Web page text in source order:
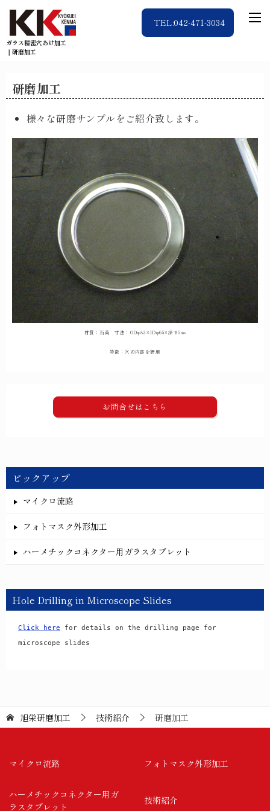
ガラス精密穴あけ加工
｜研磨加工
TEL:042-471-3034
研磨加工
様々な研磨サンプルをご紹介致します。
材質：石英 寸法：ODφ83×IDφ65×深さ5㎜
特徴：穴の内部を研磨
お問合せはこちら
ピックアップ
マイクロ流路
フォトマスク外形加工
ハーメチックコネクター用ガラスタブレット
Hole Drilling in Microscope Slides
Click here for details on the drilling page for
microscope slides
旭栄研磨加工 技術紹介 研磨加工
マイクロ流路 フォトマスク外形加工
ハーメチックコネクター用ガ
ラスタブレット
技術紹介